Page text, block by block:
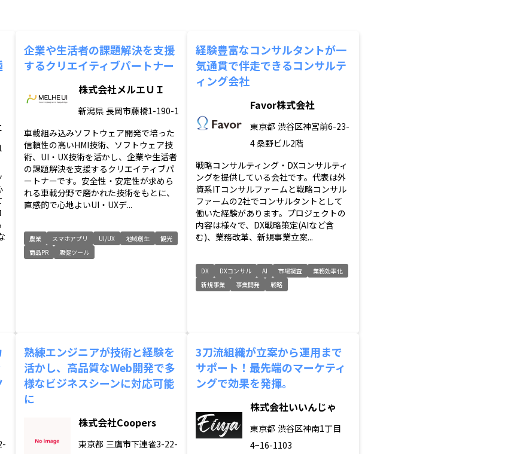
企業や生活者の課題解決を支援
するクリエイティブパートナー
株式会社メルエＵＩ
新潟県 長岡市藤橋1-190-1
車載組み込みソフトウェア開発で培った
信頼性の高いHMI技術、ソフトウェア技
術、UI・UX技術を活かし、企業や生活者
の課題解決を支援するクリエイティブパ
ートナーです。安全性・安定性が求めら
れる車載分野で磨かれた技術をもとに、
直感的で心地よいUI・UXデ...
農業 スマホアプリ UI/UX 地域創生
観光
商品PR
販促ツール
経験豊富なコンサルタントが一
気通貫で伴走できるコンサルテ
ィング会社
Favor株式会社
東京都 渋谷区神宮前6-23-
4 桑野ビル2階
戦略コンサルティング・DXコンサルティ
ングを提供している会社です。代表は外
資系ITコンサルファームと戦略コンサル
ファームの2社でコンサルタントとして
働いた経験があります。プロジェクトの
内容は様々で、DX戦略策定(AIなど含
む)、業務改革、新規事業立案...
DX DXコンサル AI 市場調査
業務効率化
新規事業
事業開発 戦略
熟練エンジニアが技術と経験を
活かし、高品質なWeb開発で多
様なビジネスシーンに対応可能
に
株式会社Coopers
東京都 三鷹市下連雀3-22-
3刀流組織が立案から運用まで
サポート！最先端のマーケティ
ングで効果を発揮。
株式会社いいんじゃ
東京都 渋谷区神南1丁目
4−16-1103